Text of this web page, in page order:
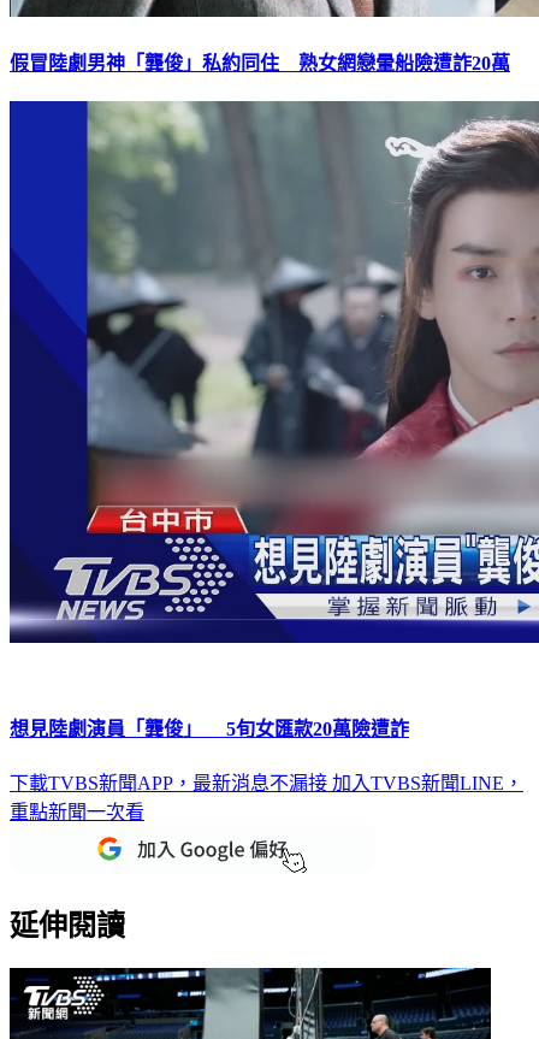
假冒陸劇男神「龔俊」私約同住 熟女網戀暈船險遭詐20萬
想見陸劇演員「龔俊」 5旬女匯款20萬險遭詐
下載TVBS新聞APP，最新消息不漏接 加入TVBS新聞LINE，
重點新聞一次看
延伸閱讀